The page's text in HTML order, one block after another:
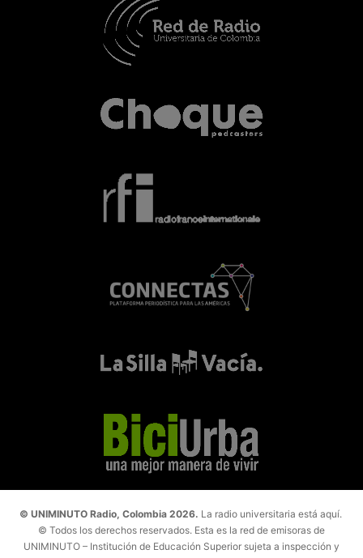
© UNIMINUTO Radio, Colombia 2026. La radio universitaria está aquí.
© Todos los derechos reservados. Esta es la red de emisoras de
UNIMINUTO – Institución de Educación Superior sujeta a inspección y